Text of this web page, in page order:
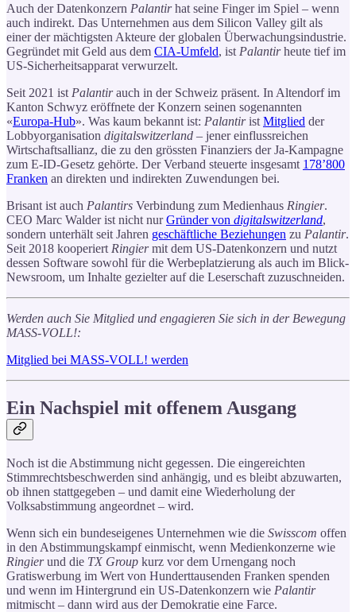
Auch der Datenkonzern Palantirhat seine Finger im Spiel – wenn
auch indirekt. Das Unternehmen aus dem Silicon Valley gilt als
einer der mächtigsten Akteure der globalen Überwachungsindustrie.
Gegründet mit Geld aus dem CIA-Umfeld, ist Palantirheute tief im
US-Sicherheitsapparat verwurzelt.
Seit 2021 ist Palantirauch in der Schweiz präsent. In Altendorf im
Kanton Schwyz eröffnete der Konzern seinen sogenannten
«Europa-Hub». Was kaum bekannt ist: Palantirist Mitglied der
Lobbyorganisation digitalswitzerland – jener einflussreichen
Wirtschaftsallianz, die zu den grössten Finanziers der Ja-Kampagne
zum E-ID-Gesetz gehörte. Der Verband steuerte insgesamt 178’800
Franken an direkten und indirekten Zuwendungen bei.
Brisant ist auch Palantirs Verbindung zum Medienhaus Ringier.
CEO Marc Walder ist nicht nurGründer von digitalswitzerland,
sondern unterhält seit Jahren geschäftliche Beziehungen zu Palantir.
Seit 2018 kooperiert Ringiermit dem US-Datenkonzern und nutzt
dessen Software sowohl für die Werbeplatzierung als auch im Blick-
Newsroom, um Inhalte gezielter auf die Leserschaft zuzuschneiden.
Werden auch Sie Mitglied und engagieren Sie sich in der Bewegung
MASS-VOLL!:
Mitglied bei MASS-VOLL! werden
Ein Nachspiel mit offenem Ausgang
Noch ist die Abstimmung nicht gegessen. Die eingereichten
Stimmrechtsbeschwerden sind anhängig, und es bleibt abzuwarten,
ob ihnen stattgegeben – und damit eine Wiederholung der
Volksabstimmung angeordnet – wird.
Wenn sich ein bundeseigenes Unternehmen wie die Swisscom offen
in den Abstimmungskampf einmischt, wenn Medienkonzerne wie
Ringierund die TX Group kurz vor dem Urnengang noch
Gratiswerbung im Wert von Hunderttausenden Franken spenden
und wenn im Hintergrund ein US-Datenkonzern wie Palantir
mitmischt – dann wird aus der Demokratie eine Farce.